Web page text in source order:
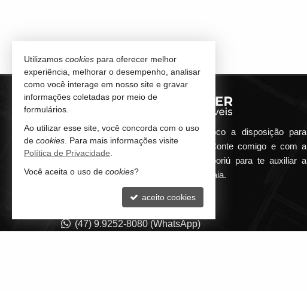
Qualquer dúvida que surgir me coloco a disposição para
atender de maneira ágil e eficiente. Conte comigo e com a
minha imobiliária em Balneário Camboriú para te auxiliar a
encontrar o seu imóvel ideal aqui na Praia.
(47) 9.9252-8080 (WhatsApp)
Utilizamos cookies para oferecer melhor
experiência, melhorar o desempenho, analisar
como você interage em nosso site e gravar
informações coletadas por meio de
formulários.
Ao utilizar esse site, você concorda com o uso
de cookies . Para mais informações visite
Política de Privacidade
Você aceita o uso de cookies?
aceito cookies